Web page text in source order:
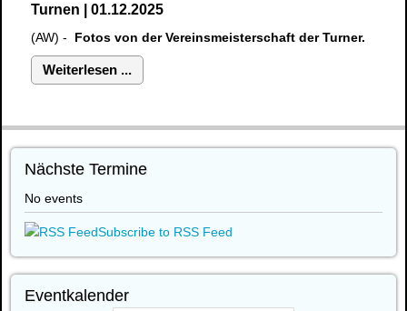
Turnen | 01.12.2025
(AW) - Fotos von der Vereinsmeisterschaft der Turner.
Weiterlesen ...
Nächste Termine
No events
Subscribe to RSS Feed
Eventkalender